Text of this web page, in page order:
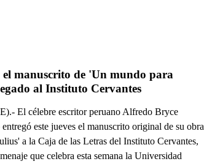
el manuscrito de 'Un mundo para
al Instituto Cervantes
El célebre escritor peruano Alfredo Bryce
este jueves el manuscrito original de su obra
a la Caja de las Letras del Instituto Cervantes,
que celebra esta semana la Universidad